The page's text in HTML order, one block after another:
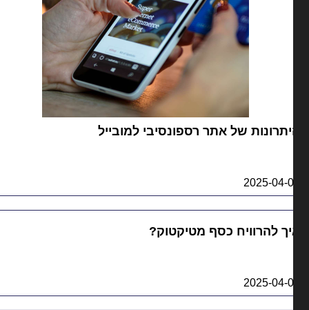
של אתר רספונסיבי למובייל
2025-04-
להרוויח כסף מטיקטוק?
2025-04-